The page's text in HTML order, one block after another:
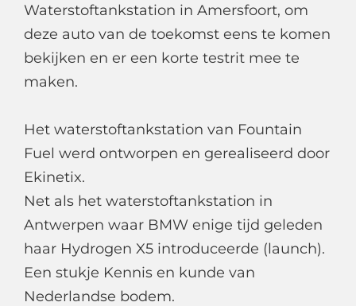
Waterstoftankstation in Amersfoort, om
deze auto van de toekomst eens te komen
bekijken en er een korte testrit mee te
maken.
Het waterstoftankstation van Fountain
Fuel werd ontworpen en gerealiseerd door
Ekinetix.
Net als het waterstoftankstation in
Antwerpen waar BMW enige tijd geleden
haar Hydrogen X5 introduceerde (launch).
Een stukje Kennis en kunde van
Nederlandse bodem.